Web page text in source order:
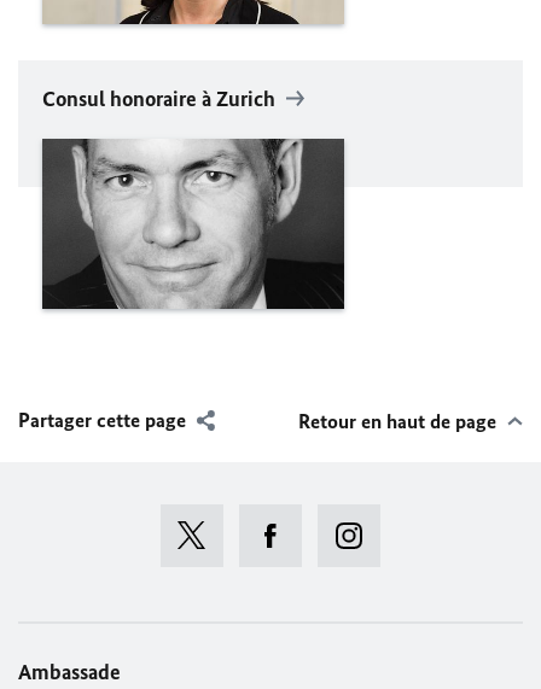
Consul honoraire à Zurich
Partager cette page Retour en haut de page
Ambassade